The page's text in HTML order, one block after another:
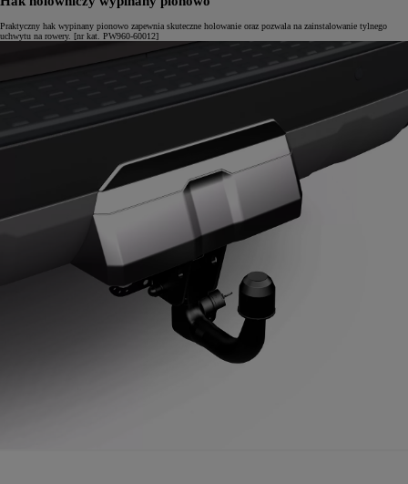
Praktyczny hak wypinany pionowo zapewnia skuteczne holowanie oraz pozwala na zainstalowanie tylnego
uchwytu na rowery. [nr kat. PW960-60012]